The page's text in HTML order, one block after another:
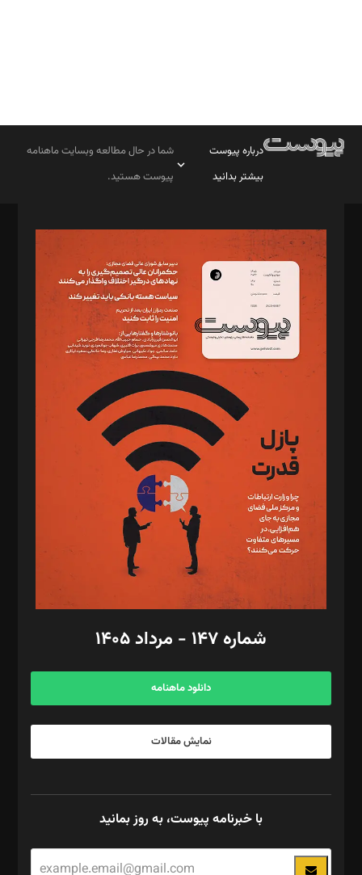
درباره پیوست
بیشتر بدانید
شما در حال مطالعه وبسایت ماهنامه
پیوست هستید.
مدیر مسئول: محمدباقر اثنی‌عشری
سردبیر: مهرک محمودی
دبیر تحریریه: میثم قاسمی
د‌بیر ناداستان: سمانه سمیع
د‌بیر خدمت و تجارت: ابوالفضل رجبی
د‌بیر حقوق فناوری: حسام‌الدین ایپکچی
د‌بیر پیوست جهان: مینا پاکدل
د‌بیر تحریریه آنلاین: بابک نقاش
تحریریه‌: مجتبی محمود‌ی، آرش برهمند، یسنا امان‌پور، سروش کرمیان،
مصطفی مسجدی آرانی، ابوالفضل رجبی، زهرا فکرانه، فائزه فتحی
رستمی،مصطفی باستان
ویرایش: نگار استاد‌‌آقا
طراح یونیفرم: مجید توکلی
فیلمبرداری و عکاسی: امیر شفیعی، مانی لطفی زاده
گرافیک و صفحه‌آرایی: سید‌سبحان‌علی ثابت
مد‌یر توسعه تجاری: کامبیز برید‌
امور مالی: شاپور رهبری، محمد‌ کاظمی‌نیا
آگهی و مشترکین: ۰۹۱۹۹۹۹۰۴۵۴
شماره ۱۴۷ - مرداد ۱۴۰۵
دانلود ماهنامه
نمایش مقالات
با خبرنامه پیوست، به روز بمانید